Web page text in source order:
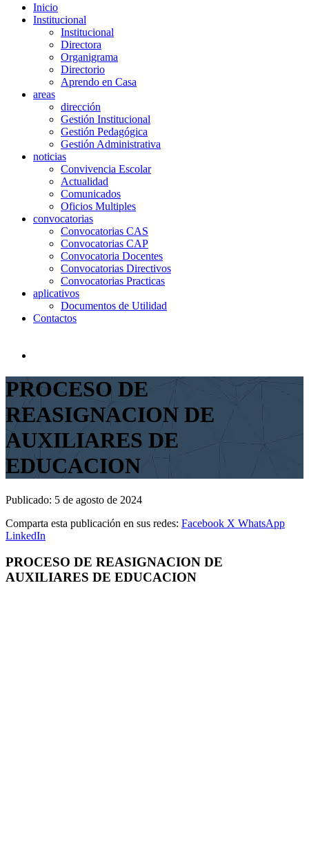
Inicio
Institucional
Institucional
Directora
Organigrama
Directorio
Aprendo en Casa
areas
dirección
Gestión Institucional
Gestión Pedagógica
Gestión Administrativa
noticias
Convivencia Escolar
Actualidad
Comunicados
Oficios Multiples
convocatorias
Convocatorias CAS
Convocatorias CAP
Convocatoria Docentes
Convocatorias Directivos
Convocatorias Practicas
aplicativos
Documentos de Utilidad
Contactos
PROCESO DE
REASIGNACION DE
AUXILIARES DE
EDUCACION
Publicado: 5 de agosto de 2024
Comparta esta publicación en sus redes: Facebook X WhatsApp
LinkedIn
PROCESO DE REASIGNACION DE
AUXILIARES DE EDUCACION